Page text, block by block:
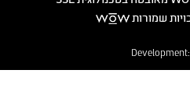
Development: